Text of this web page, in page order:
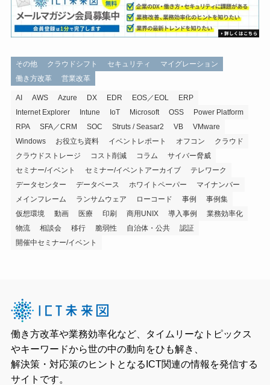
その他 クラウドシフト セキュリティ
マイグレーション
働き方改革
営業改革
AI AWS Azure DX EDR EOS／EOL
ERP
Internet Explorer
Intune IoT Microsoft OSS
Power Platform
RPA
SFA／CRM SOC Struts / Seasar2 VB
VMware
Windows
お役立ち資料 イベントレポート オフコン
クラウド
クラウドストレージ
コスト削減 コラム
サイバー脅威
セミナー/イベント
セミナー/イベントアーカイブ
テレワーク
データセンター
データベース ホワイトペーパー
マイナンバー
メインフレーム
ランサムウェア ローコード 事例
事例集
仮想環境
動画 医療 印刷 商用UNIX 導入事例
業務効率化
物流
相談会 移行 脆弱性 自治体・公共
認証
開催中セミナー/イベント
働き方改革や業務効率化など、タイムリーなトピックス
やキーワードから世の中の動向をひも解き、
解決策・対応策のヒントとなるICT関連の情報を発信する
サイトです。